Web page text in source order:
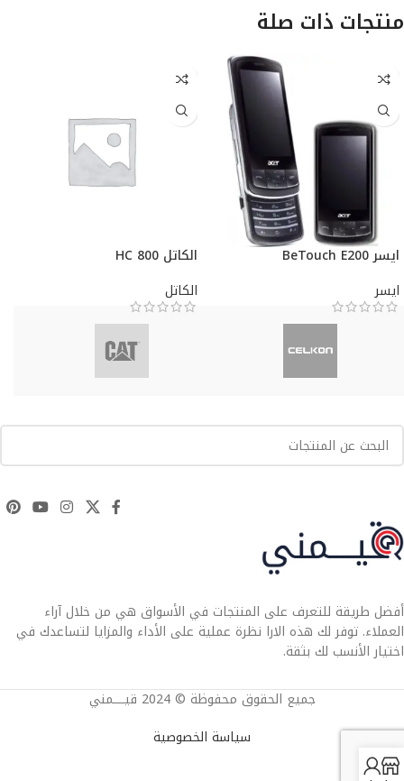
منتجات ذات صلة
ايسر BeTouch E200
ايسر
الكاتل HC 800
الكاتل
أفضل طريقة للتعرف على المنتجات في الأسواق هي من خلال آراء
العملاء. توفر لك هذه الارا نظرة عملية على الأداء والمزايا لتساعدك في
اختيار الأنسب لك بثقة.
جميع الحقوق محفوظة © 2024 قيــــمني
سياسة الخصوصية